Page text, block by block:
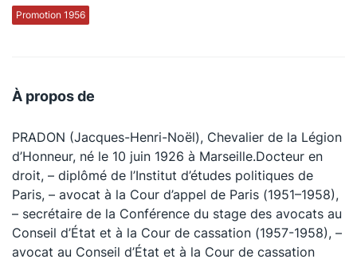
Promotion 1956
À propos de
PRADON (Jacques-Henri-Noël), Chevalier de la Légion
d’Honneur, né le 10 juin 1926 à Marseille.Docteur en
droit, – diplômé de l’Institut d’études politiques de
Paris, – avocat à la Cour d’appel de Paris (1951–1958),
– secrétaire de la Conférence du stage des avocats au
Conseil d’État et à la Cour de cassation (1957-1958), –
avocat au Conseil d’État et à la Cour de cassation
La défense pénale
Le Concours de la Conférence
La Conférence Berryer
La Petite Conférence